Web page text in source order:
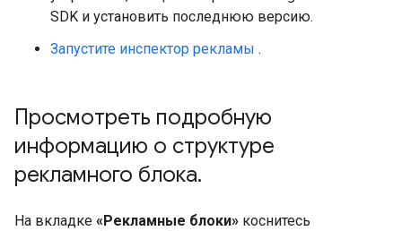
SDK и установить последнюю версию.
Запустите инспектор рекламы .
Просмотреть подробную
информацию о структуре
рекламного блока.
На вкладке «Рекламные блоки» коснитесь